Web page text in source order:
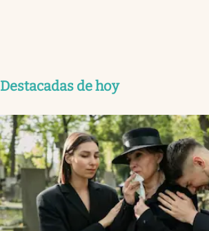
Destacadas de hoy